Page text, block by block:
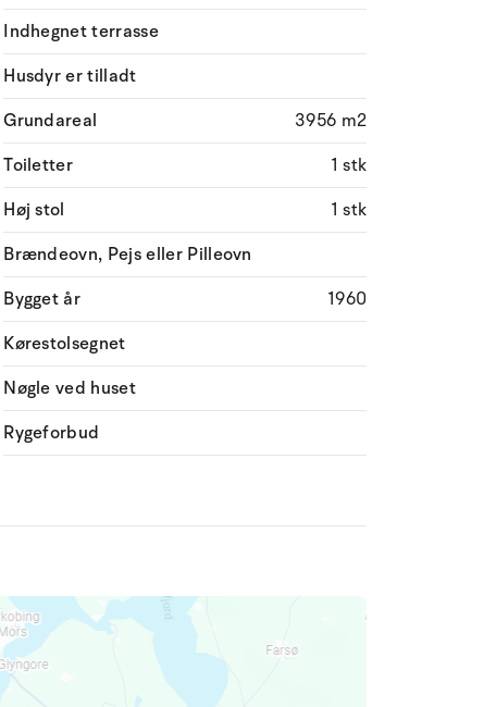
Indhegnet terrasse
Husdyr er tilladt
Grundareal
3956 m2
Toiletter
1 stk
Høj stol
1 stk
Brændeovn, Pejs eller Pilleovn
Bygget år
1960
Kørestolsegnet
Nøgle ved huset
Rygeforbud